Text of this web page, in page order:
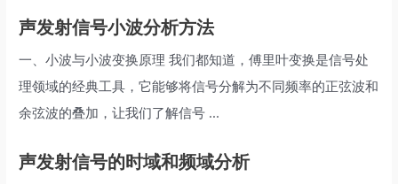
声发射信号小波分析方法
一、小波与小波变换原理 我们都知道，傅里叶变换是信号处
理领域的经典工具，它能够将信号分解为不同频率的正弦波和
余弦波的叠加，让我们了解信号 ...
声发射信号的时域和频域分析